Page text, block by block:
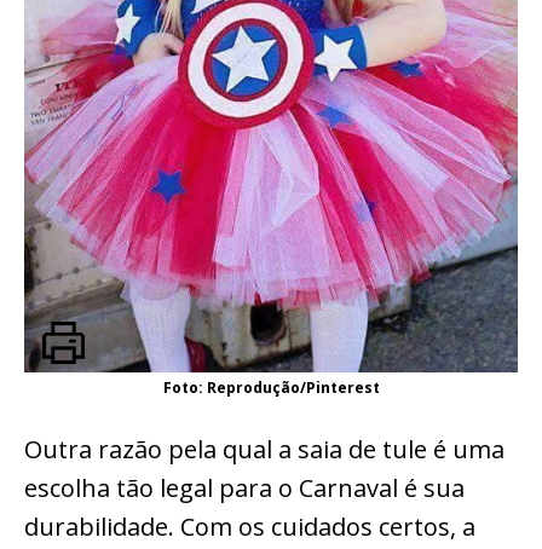
Foto: Reprodução/Pinterest
Outra razão pela qual a saia de tule é uma
escolha tão legal para o Carnaval é sua
durabilidade. Com os cuidados certos, a